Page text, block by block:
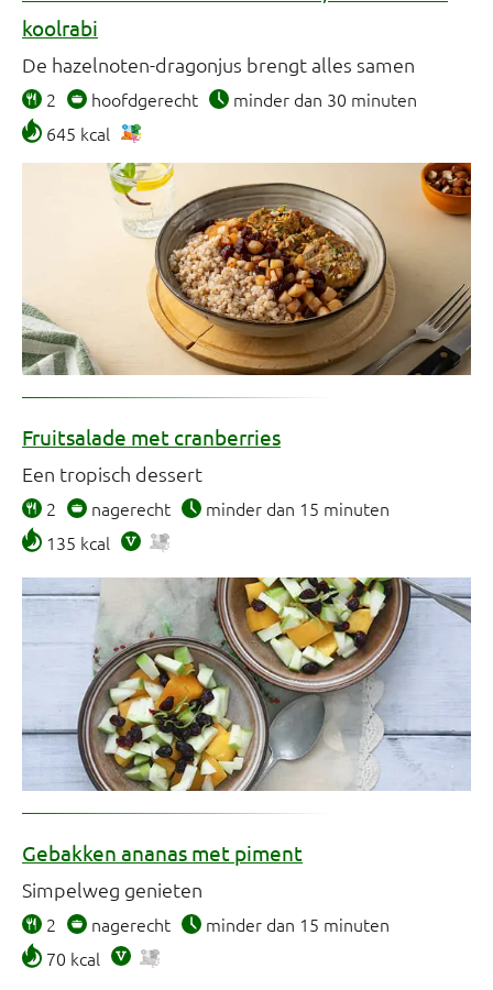
koolrabi
De hazelnoten-dragonjus brengt alles samen
2 hoofdgerecht
minder dan 30 minuten
645 kcal
Fruitsalade met cranberries
Een tropisch dessert
2 nagerecht
minder dan 15 minuten
135 kcal
Gebakken ananas met piment
Simpelweg genieten
2 nagerecht
minder dan 15 minuten
70 kcal